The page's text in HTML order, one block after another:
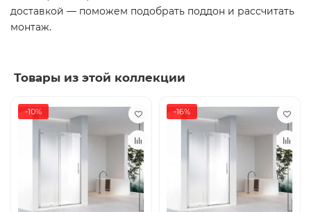
доставкой — поможем подобрать поддон и рассчитать
монтаж.
Товары из этой коллекции
-10% -16%